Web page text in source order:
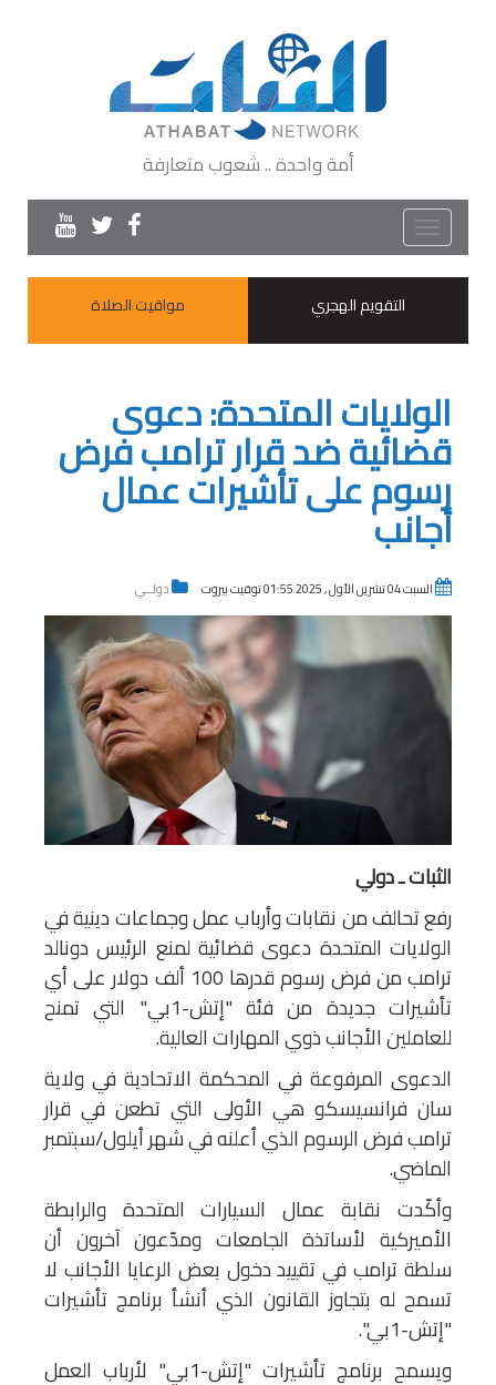
أمة واحدة .. شعوب متعارفة
Toggle
navigation
التقويم الهجري
مواقيت الصلاة
الولايات المتحدة: دعوى
قضائية ضد قرار ترامب فرض
رسوم على تأشيرات عمال
أجانب
السبت 04 تشرين الأول , 2025 01:55 توقيت بيروت دولــي
الثبات ـ دولي
رفع تحالف من نقابات وأرباب عمل وجماعات دينية في
الولايات المتحدة دعوى قضائية لمنع الرئيس دونالد
ترامب من فرض رسوم قدرها 100 ألف دولار على أي
تأشيرات جديدة من فئة "إتش-1بي" التي تمنح
للعاملين الأجانب ذوي المهارات العالية.
الدعوى المرفوعة في المحكمة الاتحادية في ولاية
سان فرانسيسكو هي الأولى التي تطعن في قرار
ترامب فرض الرسوم الذي أعلنه في شهر أيلول/سبتمبر
الماضي.
وأكّدت نقابة عمال السيارات المتحدة والرابطة
الأميركية لأساتذة الجامعات ومدّعون آخرون أن
سلطة ترامب في تقييد دخول بعض الرعايا الأجانب لا
تسمح له بتجاوز القانون الذي أنشأ برنامج تأشيرات
"إتش-1بي".
ويسمح برنامج تأشيرات "إتش-1بي" لأرباب العمل